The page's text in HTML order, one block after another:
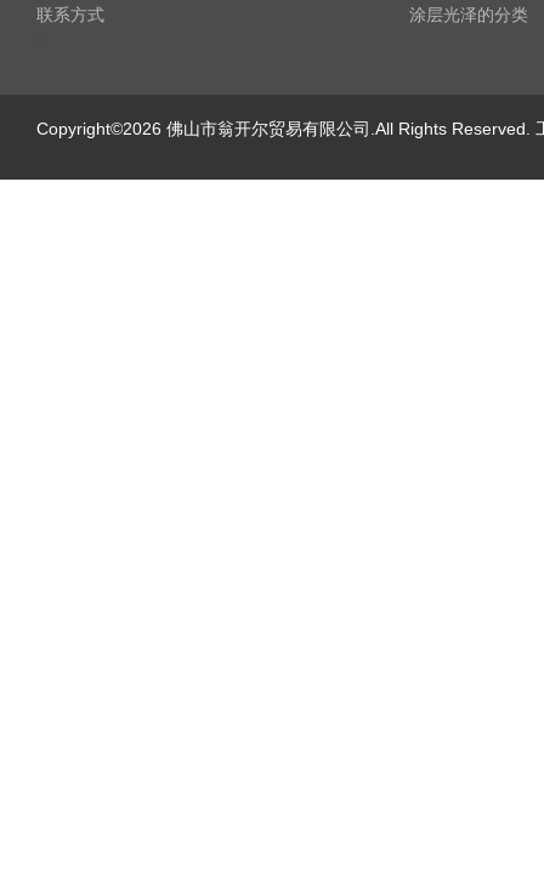
联系方式
涂层光泽的分类
Copyright©2026 佛山市翁开尔贸易有限公司.All Rights Reserved.